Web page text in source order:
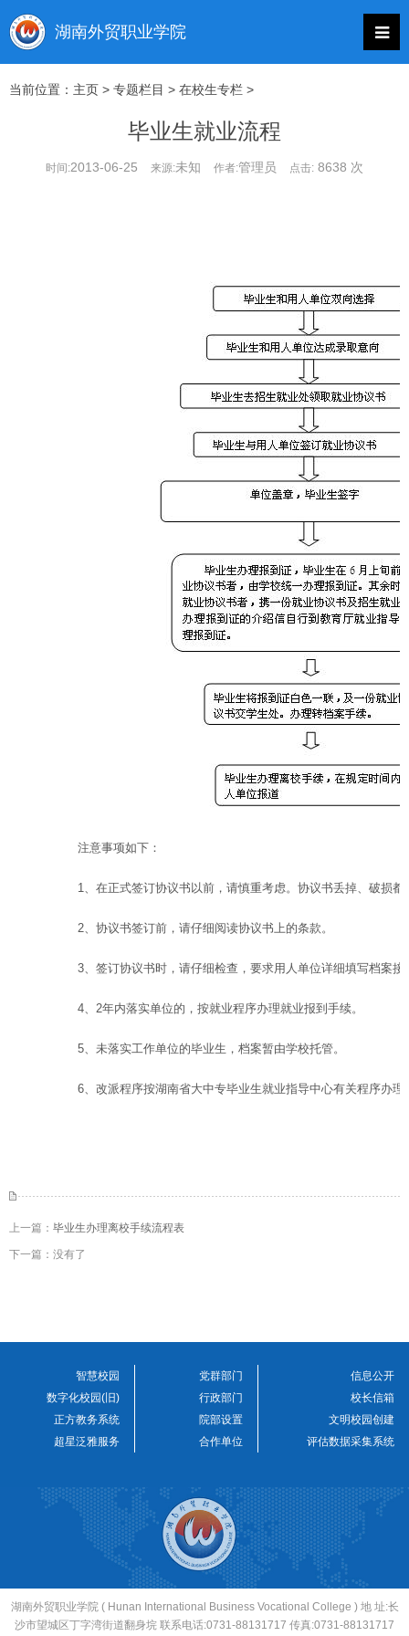
当前位置： 主页 > 专题栏目 > 在校生专栏 >
毕业生就业流程
时间:2013-06-25 来源:未知 作者:管理员 点击: 8638 次
注意事项如下：
1、在正式签订协议书以前，请慎重考虑。协议书丢掉、破损都
2、协议书签订前，请仔细阅读协议书上的条款。
3、签订协议书时，请仔细检查，要求用人单位详细填写档案
4、2年内落实单位的，按就业程序办理就业报到手续。
5、未落实工作单位的毕业生，档案暂由学校托管。
6、改派程序按湖南省大中专毕业生就业指导中心有关程序办理
上一篇： 毕业生办理离校手续流程表
下一篇：没有了
智慧校园
党群部门
数字化校园(旧)
行政部门
正方教务系统
院部设置
超星泛雅服务
合作单位
信息公开
校长信箱
文明校园创建
评估数据采集系统
湖南外贸职业学院 ( Hunan International Business Vocational College ) 地 址:长
沙市望城区丁字湾街道翻身垸 联系电话:0731-88131717 传真:0731-88131717